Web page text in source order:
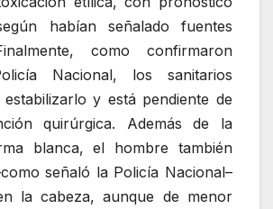
habían señalado fuentes
como confirmaron
Nacional, los sanitarios
y está pendiente de
quirúrgica. Además de la
blanca, el hombre también
señaló la Policía Nacional–
la cabeza, aunque de menor